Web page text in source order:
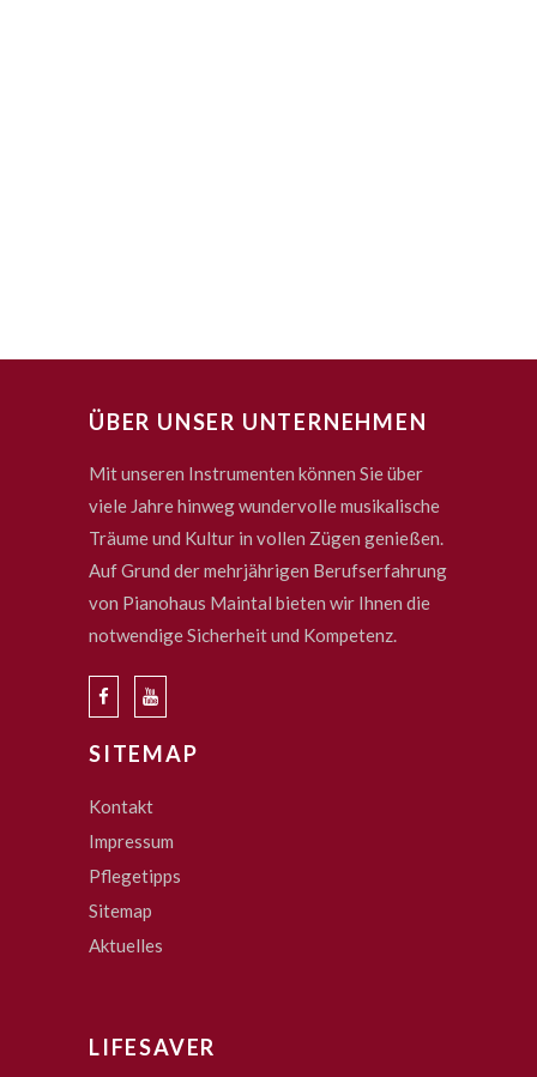
ÜBER UNSER UNTERNEHMEN
Mit unseren Instrumenten können Sie über
viele Jahre hinweg wundervolle musikalische
Träume und Kultur in vollen Zügen genießen.
Auf Grund der mehrjährigen Berufserfahrung
von Pianohaus Maintal bieten wir Ihnen die
notwendige Sicherheit und Kompetenz.
SITEMAP
Kontakt
Impressum
Pflegetipps
Sitemap
Aktuelles
LIFESAVER